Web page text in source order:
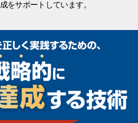
をサポートしています。